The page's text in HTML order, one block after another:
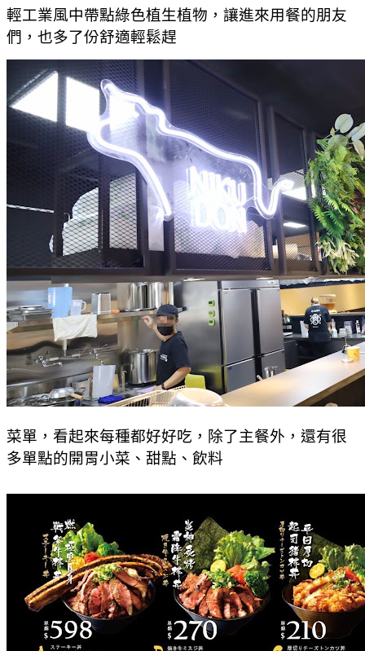
輕工業風中帶點綠色植生植物，讓進來用餐的朋友
們，也多了份舒適輕鬆趕
菜單，看起來每種都好好吃， 除了主餐外，還有很
多單點的開胃小菜、甜點、飲料